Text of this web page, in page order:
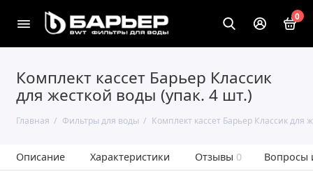
0
Комплект кассет Барьер Классик
для жесткой воды (упак. 4 шт.)
Главная Фильтры для воды Комплект кассет Барьер Классик для
Описание Характеристики Отзывы 0 Вопросы